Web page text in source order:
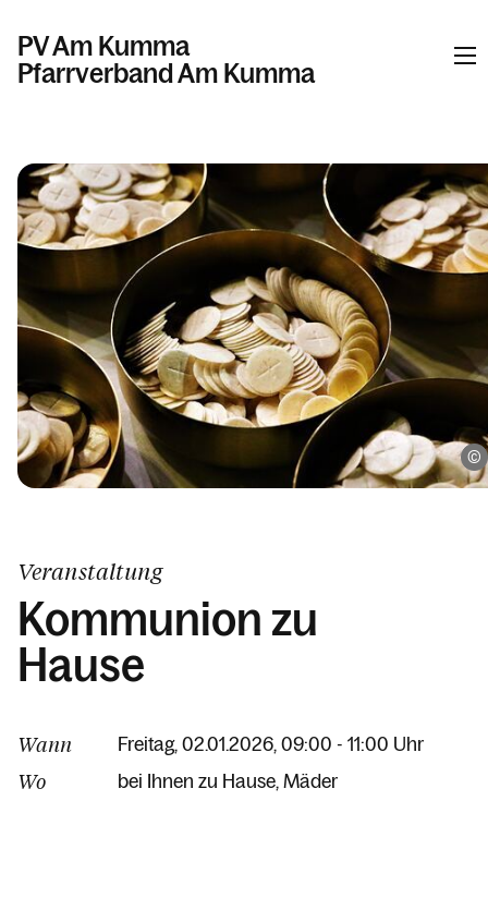
PV Am Kumma
Pfarrverband Am Kumma
Kalender
Personen
Kontakt
Veranstaltung
Kommunion zu
Hause
Wann Freitag, 02.01.2026, 09:00 - 11:00 Uhr
Wo bei Ihnen zu Hause Mäder